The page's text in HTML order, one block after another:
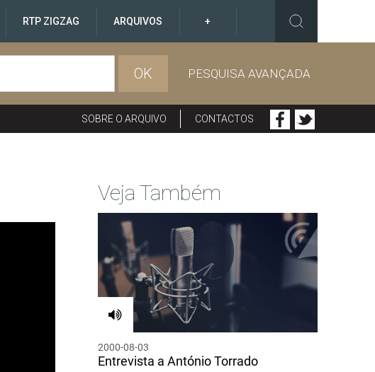
RTP ZIGZAG ARQUIVOS +
OK PESQUISA AVANÇADA
SOBRE O ARQUIVO CONTACTOS
Veja Também
2000-08-03
Entrevista a António Torrado